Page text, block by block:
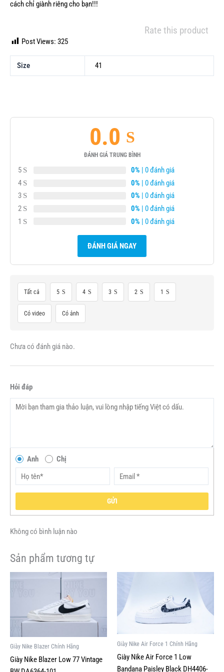
cách chỉ giành riêng cho bạn!!!
Rate this product
Post Views: 325
Size 41
0.0
ĐÁNH GIÁ TRUNG BÌNH
5 0% | 0 đánh giá
4
0% | 0 đánh giá
3
0% | 0 đánh giá
2
0% | 0 đánh giá
1
0% | 0 đánh giá
ĐÁNH GIÁ NGAY
Tất cả 5 4 3 2 1
Có video Có ảnh
Chưa có đánh giá nào.
Hỏi đáp
Anh Chị
GỬI
Không có bình luận nào
Sản phẩm tương tự
Giày Nike Blazer Chính Hãng
Giày Nike Blazer Low 77 Vintage
2,929,000VND.là:
1,800,000VND.
nhiều
biến
thể.
Các
Giày Nike Air Force 1 Chính Hãng
Giày Nike Air Force 1 Low
Bandana Paisley Black DH4406-
3,500,000VND.
này
có
thể.
Các